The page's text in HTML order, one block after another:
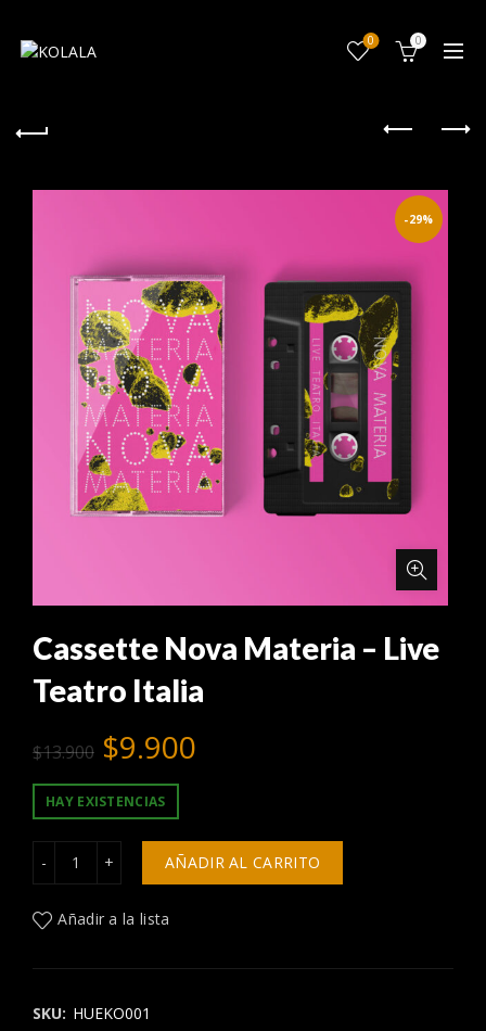
0 0
-29%
Cassette Nova Materia – Live
Teatro Italia
$13.900 El
precio
original
era:
$13.900.
$9.900
actual
es:
HAY EXISTENCIAS
Cassette Nova Materia - Live Teatro Italia cantidad
AÑADIR AL CARRITO
Añadir a la lista
SKU: HUEKO001